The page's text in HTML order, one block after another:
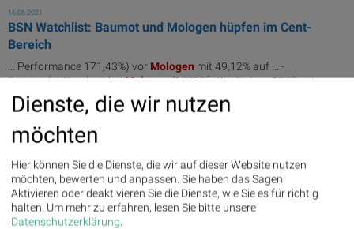
16.06.2021
BSN Watchlist: Baumot und Mologen hüpfen im Cent-
Bereich
... Performance 171,43%) vor Mologen mit 49,12% auf ... -
Tagesschnitt gab es beiMologen(1889%), Rio Tinto ... 12,9) mit
-0,46% ytd,
Mologen (0,05) mit 27,5% ytd ...
15.04.2021
Mittags-Mover: Mologen, UBS, UIAG, Rocket Internet,
Roche Holding , Noble Corp plc, Cre...
[pic1] SK last day L&S- IndikationMologenMGNK 0.03 (14.04.) 0.03/
0. ...
Dienste, die wir nutzen
möchten
Hier können Sie die Dienste, die wir auf dieser Website nutzen
möchten, bewerten und anpassen. Sie haben das Sagen!
Aktivieren oder deaktivieren Sie die Dienste, wie Sie es für richtig
halten. Um mehr zu erfahren, lesen Sie bitte unsere
Datenschutzerklärung.